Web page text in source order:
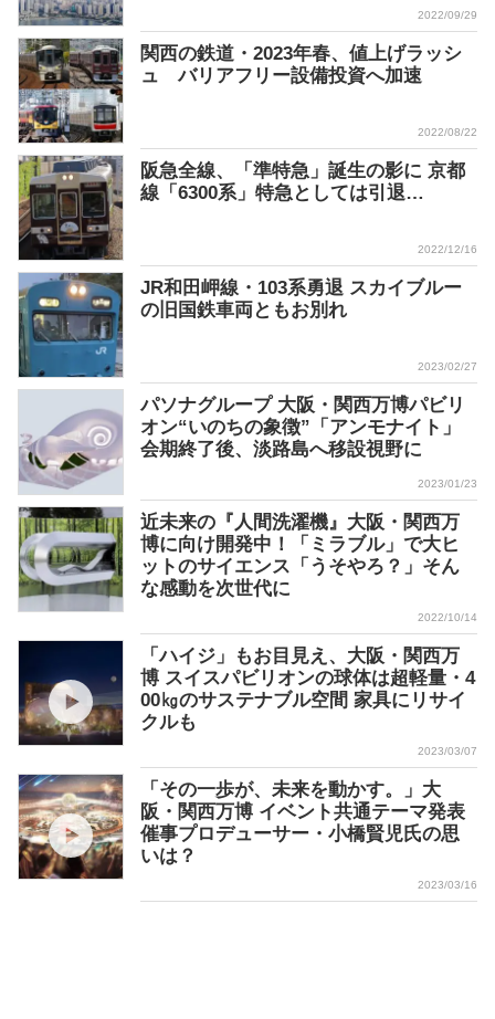
2022/09/29
関西の鉄道・2023年春、値上げラッシ
ュ バリアフリー設備投資へ加速
2022/08/22
阪急全線、「準特急」誕生の影に 京都
線「6300系」特急としては引退…
2022/12/16
JR和田岬線・103系勇退 スカイブルー
の旧国鉄車両ともお別れ
2023/02/27
パソナグループ 大阪・関西万博パビリ
オン“いのちの象徴”「アンモナイト」
会期終了後、淡路島へ移設視野に
2023/01/23
近未来の『人間洗濯機』大阪・関西万
博に向け開発中！「ミラブル」で大ヒ
ットのサイエンス「うそやろ？」そん
な感動を次世代に
2022/10/14
「ハイジ」もお目見え、大阪・関西万
博 スイスパビリオンの球体は超軽量・4
00㎏のサステナブル空間 家具にリサイ
クルも
2023/03/07
「その一歩が、未来を動かす。」大
阪・関西万博 イベント共通テーマ発表
催事プロデューサー・小橋賢児氏の思
いは？
2023/03/16